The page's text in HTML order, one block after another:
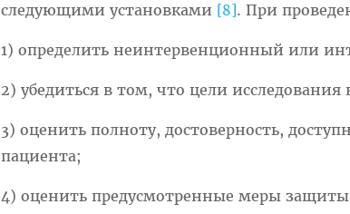
следующими установками
[8] . При
1) определить неинтервенционный или
2) убедиться в том, что цели
3) оценить полноту, достоверность,
пациента;
4) оценить предусмотренные меры